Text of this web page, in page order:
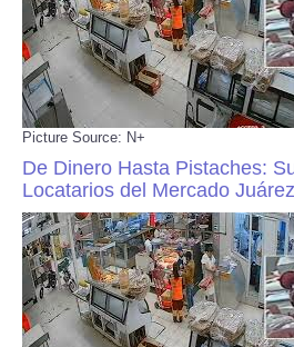
Picture Source: N+
De Dinero Hasta Pistaches:
Locatarios del Mercado